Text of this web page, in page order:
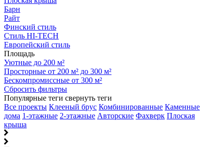
Барн
Райт
Финский стиль
Стиль HI-TECH
Европейский стиль
Площадь
Уютные до 200 м²
Просторные от 200 м² до 300 м²
Бескомпромиссные от 300 м²
Сбросить фильтры
Популярные теги свернуть теги
Все проекты Клееный брус Комбинированные Каменные
дома 1-этажные 2-этажные Авторские Фахверк Плоская
крыша